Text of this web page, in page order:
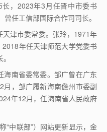
，2023年3月任晋中市委书
任工信部国际合作司司长。
津市委常委。张玲，1971年
年任天津师范大学党委书
南省委常委。邹广曾在广东
，邹广履新海南儋州市委副
年12月，任海南省人民政府
“中联部”）网站更新显示，金